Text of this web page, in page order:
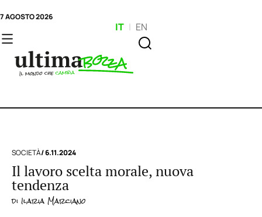
7 AGOSTO 2026
IT | EN
SOCIETÀ/ 6.11.2024
Il lavoro scelta morale, nuova
tendenza
di Ilaria Marciano